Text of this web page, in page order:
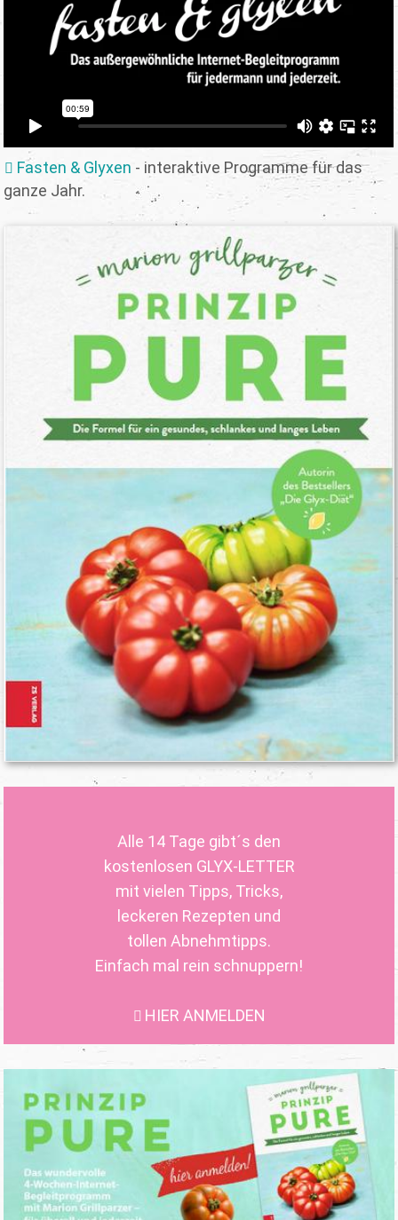
Fasten & Glyxen - interaktive Programme für das
ganze Jahr.
Alle 14 Tage gibt´s den
kostenlosen GLYX-LETTER
mit vielen Tipps, Tricks,
leckeren Rezepten und
tollen Abnehmtipps.
Einfach mal rein schnuppern!
HIER ANMELDEN